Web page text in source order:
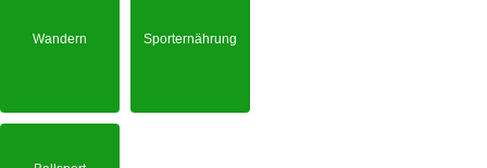
Wandern Sporternährung